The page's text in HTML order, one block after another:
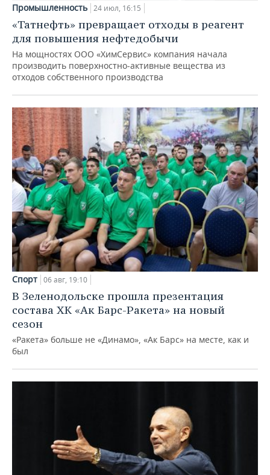
Промышленность 24 июл, 16:15
«Татнефть» превращает отходы в реагент
для повышения нефтедобычи
На мощностях ООО «ХимСервис» компания начала
производить поверхностно-активные вещества из
отходов собственного производства
Спорт 06 авг, 19:10
В Зеленодольске прошла презентация
состава ХК «Ак Барс-Ракета» на новый
сезон
«Ракета» больше не «Динамо», «Ак Барс» на месте, как и
был